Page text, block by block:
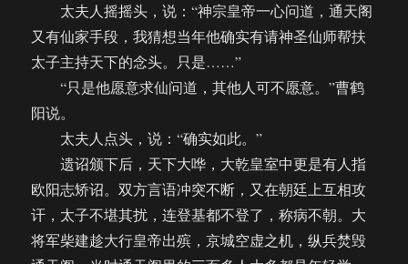
太夫人摇摇头，说：“神宗皇帝一心问道，通天阁
又有仙家手段，我猜想当年他确实有请神圣仙师帮扶
太子主持天下的念头。只是……”
“只是他愿意求仙问道，其他人可不愿意。”曹鹤
阳说。
太夫人点头，说：“确实如此。”
遗诏颁下后，天下大哗，大乾皇室中更是有人指
欧阳志矫诏。双方言语冲突不断，又在朝廷上互相攻
讦，太子不堪其扰，连登基都不登了，称病不朝。大
将军柴建趁大行皇帝出殡，京城空虚之机，纵兵焚毁